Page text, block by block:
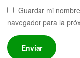
Guardar mi
navegador para la